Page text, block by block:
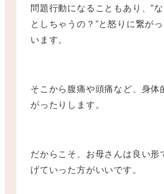
問題行動になることもあり、”
としちゃうの？”と怒りに繋が
います。
そこから腹痛や頭痛など、身体
がったりします。
だからこそ、お母さんは良い形
げていった方がいいです。